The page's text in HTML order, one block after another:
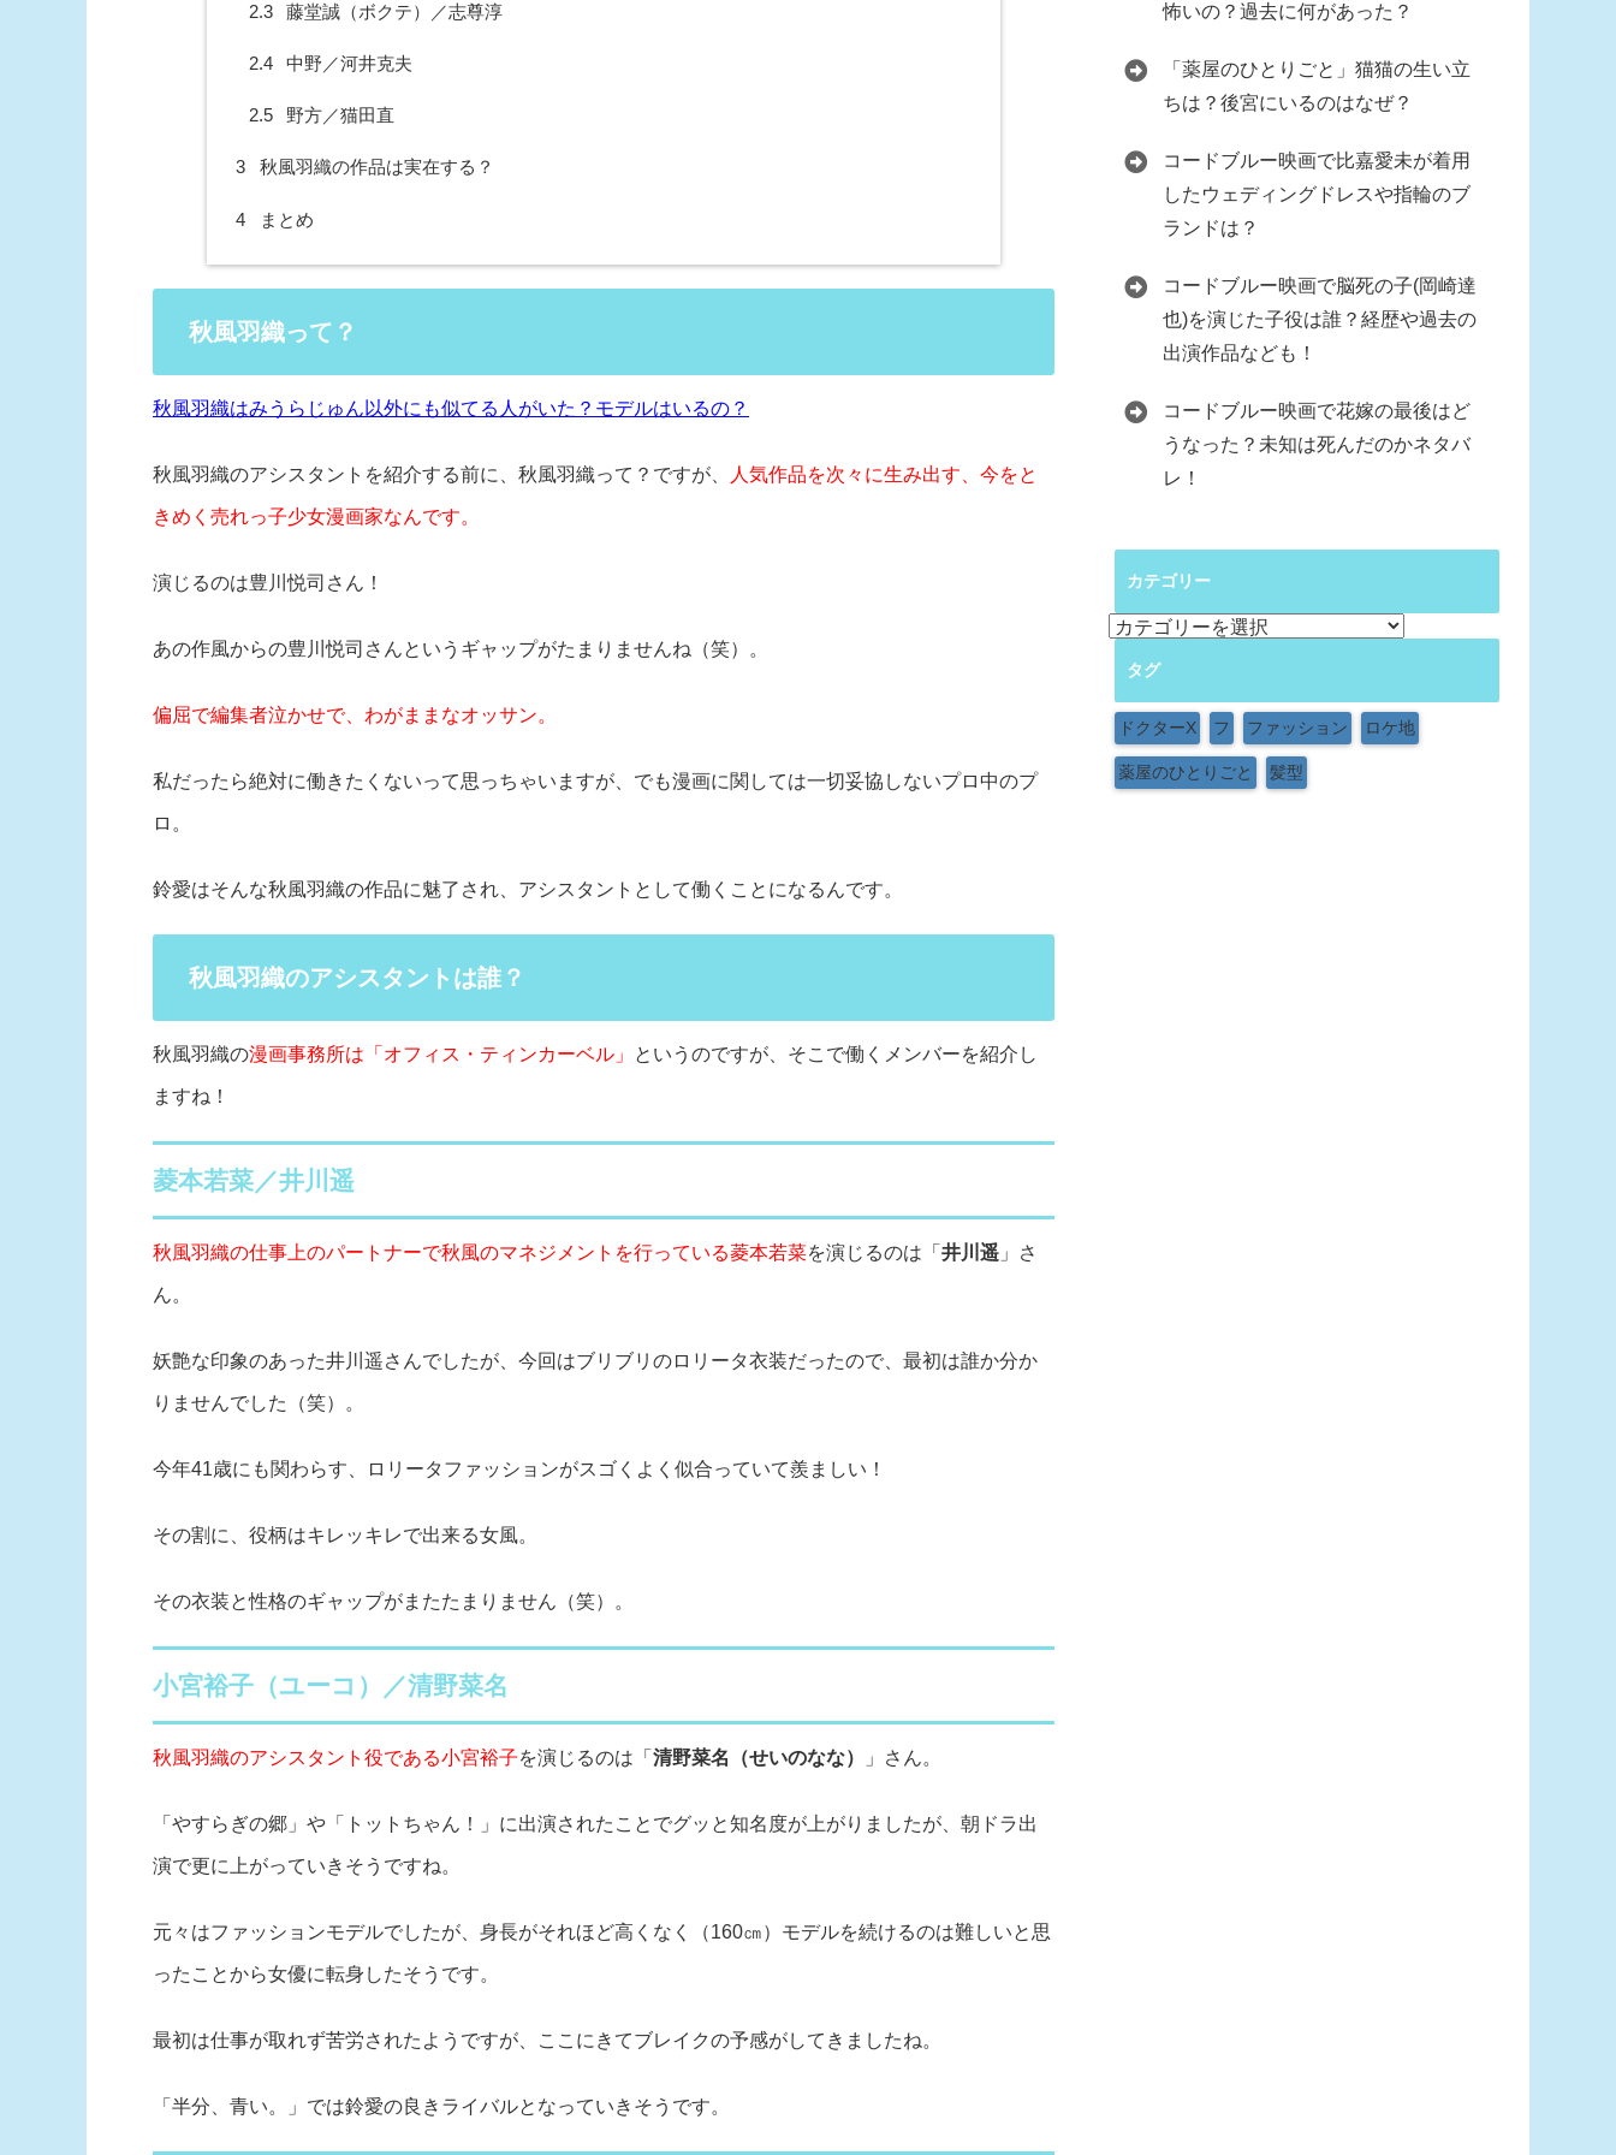
2.3 藤堂誠（ボクテ）／志尊淳
2.4 中野／河井克夫
2.5 野方／猫田直
3 秋風羽織の作品は実在する？
4 まとめ
秋風羽織って？
秋風羽織はみうらじゅん以外にも似てる人がいた？モデルはいるの？
秋風羽織のアシスタントを紹介する前に、秋風羽織って？ですが、 人気作品を次々に生み出す、今をと
きめく売れっ子少女漫画家なんです。
演じるのは豊川悦司さん！
あの作風からの豊川悦司さんというギャップがたまりませんね（笑）。
偏屈で編集者泣かせで、わがままなオッサン。
私だったら絶対に働きたくないって思っちゃいますが、でも漫画に関しては一切妥協しないプロ中のプ
ロ。
鈴愛はそんな秋風羽織の作品に魅了され、アシスタントとして働くことになるんです。
秋風羽織のアシスタントは誰？
秋風羽織の漫画事務所は「オフィス・ティンカーベル」 というのですが、そこで働くメンバーを紹介し
ますね！
菱本若菜／井川遥
秋風羽織の仕事上のパートナーで秋風のマネジメントを行っている菱本若菜を演じるのは「 井川遥 」さ
ん。
妖艶な印象のあった井川遥さんでしたが、今回はブリブリのロリータ衣装だったので、最初は誰か分か
りませんでした（笑）。
今年41歳にも関わらす、ロリータファッションがスゴくよく似合っていて羨ましい！
その割に、役柄はキレッキレで出来る女風。
その衣装と性格のギャップがまたたまりません（笑）。
小宮裕子（ユーコ）／清野菜名
秋風羽織のアシスタント役である小宮裕子を演じるのは「 清野菜名（せいのなな） 」さん。
「やすらぎの郷」や「トットちゃん！」に出演されたことでグッと知名度が上がりましたが、朝ドラ出
演で更に上がっていきそうですね。
元々はファッションモデルでしたが、身長がそれほど高くなく（160㎝）モデルを続けるのは難しいと思
ったことから女優に転身したそうです。
最初は仕事が取れず苦労されたようですが、ここにきてブレイクの予感がしてきましたね。
「半分、青い。」では鈴愛の良きライバルとなっていきそうです。
怖いの？過去に何があった？
「薬屋のひとりごと」猫猫の生い立
ちは？後宮にいるのはなぜ？
コードブルー映画で比嘉愛未が着用
したウェディングドレスや指輪のブ
ランドは？
コードブルー映画で脳死の子(岡崎達
也)を演じた子役は誰？経歴や過去の
出演作品なども！
コードブルー映画で花嫁の最後はど
うなった？未知は死んだのかネタバ
レ！
カテゴリー
カ
リ
ー
タグ
ドクターX フ ファッション ロケ地
薬屋のひとりごと 髪型